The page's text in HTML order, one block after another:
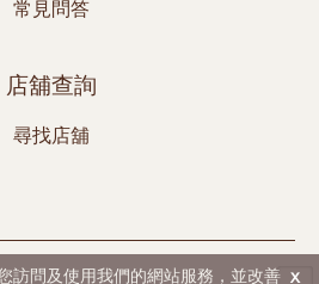
常見問答
店舖查詢
尋找店舖
World 之註冊商標。
訪問及使用我們的網站服務，並改善 x